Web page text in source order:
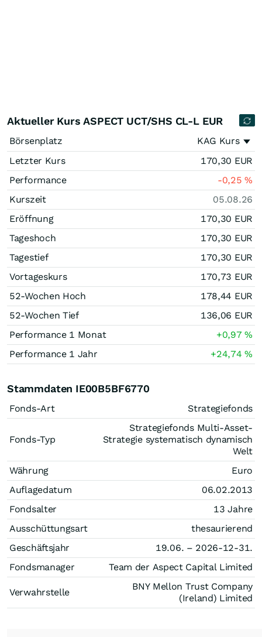
Aktueller Kurs ASPECT UCT/SHS CL-L EUR
Börsenplatz
KAG Kurs
Letzter Kurs
170,30 EUR
Performance
-0,25%
Kurszeit
05.08.26
Eröffnung
170,30 EUR
Tageshoch
170,30 EUR
Tagestief
170,30 EUR
Vortageskurs
170,73 EUR
52-Wochen Hoch
178,44 EUR
52-Wochen Tief
136,06 EUR
Performance 1 Monat
+0,97%
Performance 1 Jahr
+24,74%
Stammdaten IE00B5BF6770
Fonds-Art Strategiefonds
Fonds-Typ
Strategiefonds Multi-Asset-
Strategie systematisch dynamisch
Welt
Währung
Euro
Auflagedatum
06.02.2013
Fondsalter
13 Jahre
Ausschüttungsart
thesaurierend
Geschäftsjahr
19.06. – 2026-12-31.
Fondsmanager
Team der Aspect Capital Limited
Verwahrstelle
BNY Mellon Trust Company
(Ireland) Limited